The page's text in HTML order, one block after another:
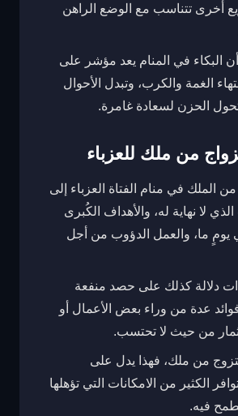
أخرى تتناسب مع الوضع الراهن
البكاء في المنام يعد مؤشر على
الغمة والكرب، وتبدل الأحوال
الحزن لسعادة غامرة.
من ملك للعزباء
الملك في منام الفتاة العزباء إلى
لا نهاية له، والأهداف الكُبرى
يومٍ ما، والعمل الدؤوب من أجل
دلالة كذلك على حصد منفعة
عدة من وراء بعض الأعمال أو
من حيث لا تحتسب.
من ملك، فهذا يدل على
الكثير من الامكانات التي تؤهلها
فيه.